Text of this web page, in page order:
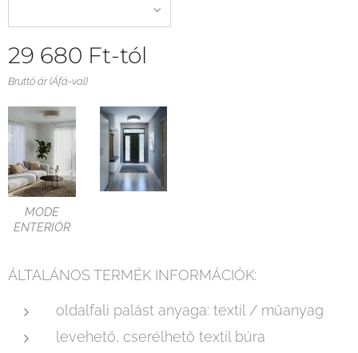
29 680 Ft-tól
Bruttó ár (Áfá-val)
MODE
ENTERIÖR
ÁLTALÁNOS TERMÉK INFORMÁCIÓK:
oldalfali palást anyaga: textil / műanyag
levehető, cserélhető textil búra